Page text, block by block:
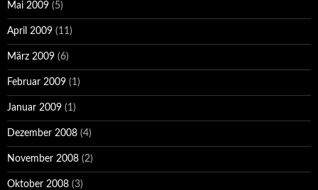
Mai 2009 (5)
April 2009 (11)
März 2009 (6)
Februar 2009 (1)
Januar 2009 (1)
Dezember 2008 (4)
November 2008 (2)
Oktober 2008 (3)